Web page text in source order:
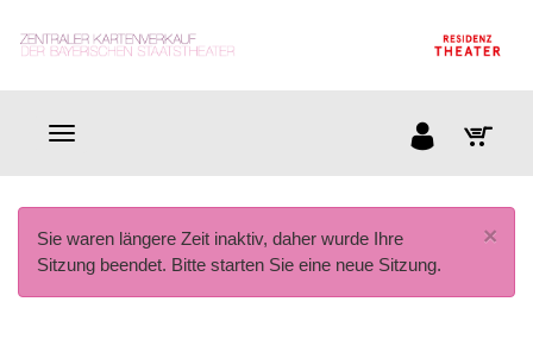
×
Sie waren längere Zeit inaktiv, daher wurde Ihre
Sitzung beendet. Bitte starten Sie eine neue Sitzung.